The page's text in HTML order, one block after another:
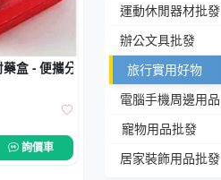
運動休閒器材批發
辦公文具批發
旅行實用好物
電腦手機周邊用品
寵物用品批發
居家裝飾用品批發
藥盒 - 便攜分裝收納盒
詢價車